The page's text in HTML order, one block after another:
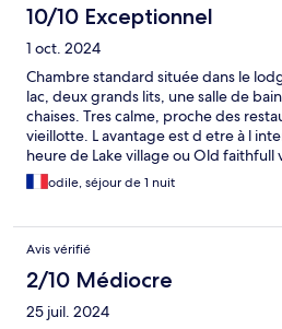
10/10 Exceptionnel
1 oct. 2024
Chambre standard située dans le
lac, deux grands lits, une salle de
chaises. Tres calme, proche des
vieillotte. L avantage est d etre à l
heure de Lake village ou Old faithfull
tombée, regarder la voie lactée,
voyage fin septembre), etre
parc m ont paru au meme tarif qu à l
moyenne similaire.
odile, séjour de 1 nuit
Avis vérifié
2/10 Médiocre
25 juil. 2024